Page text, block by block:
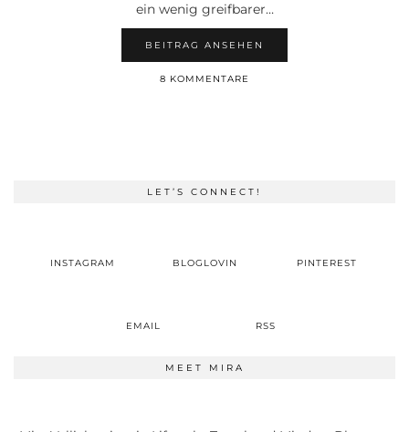
ein wenig greifbarer…
BEITRAG ANSEHEN
8 KOMMENTARE
LET’S CONNECT!
INSTAGRAM BLOGLOVIN PINTEREST
EMAIL RSS
MEET MIRA